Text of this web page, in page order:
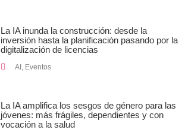
La IA inunda la construcción: desde la
inversión hasta la planificación pasando por la
digitalización de licencias
AI , Eventos
La IA amplifica los sesgos de género para las
jóvenes: más frágiles, dependientes y con
vocación a la salud